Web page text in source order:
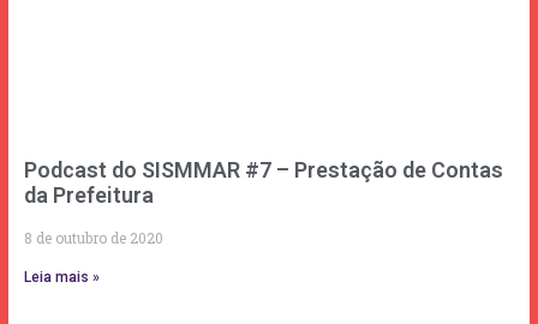
Podcast do SISMMAR #7 – Prestação de Contas
da Prefeitura
8 de outubro de 2020
Leia mais »